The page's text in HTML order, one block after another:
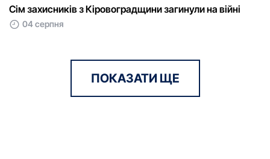
Сім захисників з Кіровоградщини загинули на війні
04 серпня
ПОКАЗАТИ ЩЕ